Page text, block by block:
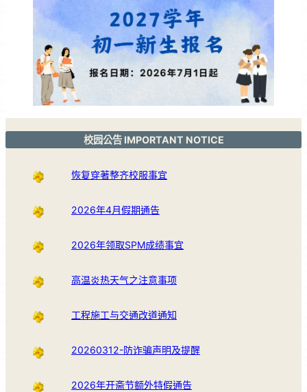
校园公告 IMPORTANT NOTICE
恢复穿著整齐校服事宜
2026年4月假期通告
2026年领取SPM成绩事宜
高温炎热天气之注意事项
工程施工与交通改道通知
20260312-防诈骗声明及提醒
2026年开斋节额外特假通告